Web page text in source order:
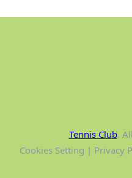
Tennis Club.
Cookies Setting | Privacy